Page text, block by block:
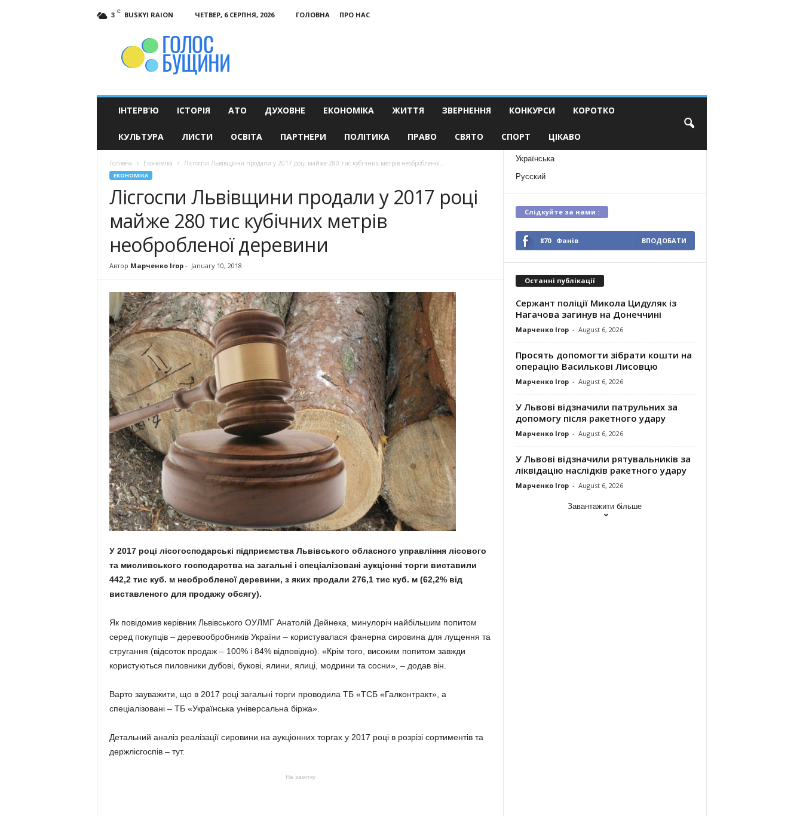
3 C BUSKYI RAION ЧЕТВЕР, 6 СЕРПНЯ, 2026 ГОЛОВНА
ПРО НАС
ІНТЕРВ’Ю ІСТОРІЯ АТО ДУХОВНЕ ЕКОНОМІКА ЖИТТЯ ЗВЕРНЕННЯ КОНКУРСИ КОРОТКО
КУЛЬТУРА ЛИСТИ ОСВІТА ПАРТНЕРИ ПОЛІТИКА ПРАВО СВЯТО СПОРТ ЦІКАВО
Головна Економіка Лісгоспи Львівщини продали у 2017 році майже 280 тис кубічних метрів необробленої...
ЕКОНОМІКА
Лісгоспи Львівщини продали у 2017 році
майже 280 тис кубічних метрів
необробленої деревини
Автор Марченко Ігор- January 10, 2018
У 2017 році лісогосподарські підприємства Львівського обласного управління лісового
та мисливського господарства на загальні і спеціалізовані аукціонні торги виставили
442,2 тис куб. м необробленої деревини, з яких продали 276,1 тис куб. м (62,2% від
виставленого для продажу обсягу).
Як повідомив керівник Львівського ОУЛМГ Анатолій Дейнека, минулоріч найбільшим попитом
серед покупців – деревообробників України – користувалася фанерна сировина для лущення та
стругання (відсоток продаж – 100% і 84% відповідно). «Крім того, високим попитом завжди
користуються пиловники дубові, букові, ялини, ялиці, модрини та сосни», – додав він.
Варто зауважити, що в 2017 році загальні торги проводила ТБ «ТСБ «Галконтракт», а
спеціалізовані – ТБ «Українська універсальна біржа».
Детальний аналіз реалізації сировини на аукціонних торгах у 2017 році в розрізі сортиментів та
держлісгоспів – тут.
На замітку
Українська
Русский
Слідкуйте за нами :
870 Фанів ВПОДОБАТИ
Останні публікації
Сержант поліції Микола Цидуляк із
Нагачова загинув на Донеччині
Марченко Ігор - August 6, 2026
Просять допомогти зібрати кошти на
операцію Василькові Лисовцю
Марченко Ігор - August 6, 2026
У Львові відзначили патрульних за
допомогу після ракетного удару
Марченко Ігор - August 6, 2026
У Львові відзначили рятувальників за
ліквідацію наслідків ракетного удару
Марченко Ігор - August 6, 2026
Завантажити більше